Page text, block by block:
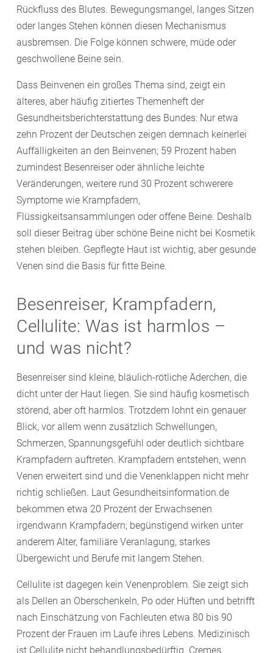
Rückfluss des Blutes. Bewegungsmangel, langes Sitzen
oder langes Stehen können diesen Mechanismus
ausbremsen. Die Folge können schwere, müde oder
geschwollene Beine sein.
Dass Beinvenen ein großes Thema sind, zeigt ein
älteres, aber häufig zitiertes Themenheft der
Gesundheitsberichterstattung des Bundes: Nur etwa
zehn Prozent der Deutschen zeigen demnach keinerlei
Auffälligkeiten an den Beinvenen; 59 Prozent haben
zumindest Besenreiser oder ähnliche leichte
Veränderungen, weitere rund 30 Prozent schwerere
Symptome wie Krampfadern,
Flüssigkeitsansammlungen oder offene Beine. Deshalb
soll dieser Beitrag über schöne Beine nicht bei Kosmetik
stehen bleiben. Gepflegte Haut ist wichtig, aber gesunde
Venen sind die Basis für fitte Beine.
Besenreiser, Krampfadern,
Cellulite: Was ist harmlos –
und was nicht?
Besenreiser sind kleine, bläulich-rötliche Äderchen, die
dicht unter der Haut liegen. Sie sind häufig kosmetisch
störend, aber oft harmlos. Trotzdem lohnt ein genauer
Blick, vor allem wenn zusätzlich Schwellungen,
Schmerzen, Spannungsgefühl oder deutlich sichtbare
Krampfadern auftreten. Krampfadern entstehen, wenn
Venen erweitert sind und die Venenklappen nicht mehr
richtig schließen. Laut Gesundheitsinformation.de
bekommen etwa 20 Prozent der Erwachsenen
irgendwann Krampfadern; begünstigend wirken unter
anderem Alter, familiäre Veranlagung, starkes
Übergewicht und Berufe mit langem Stehen.
Cellulite ist dagegen kein Venenproblem. Sie zeigt sich
als Dellen an Oberschenkeln, Po oder Hüften und betrifft
nach Einschätzung von Fachleuten etwa 80 bis 90
Prozent der Frauen im Laufe ihres Lebens. Medizinisch
ist Cellulite nicht behandlungsbedürftig. Cremes,